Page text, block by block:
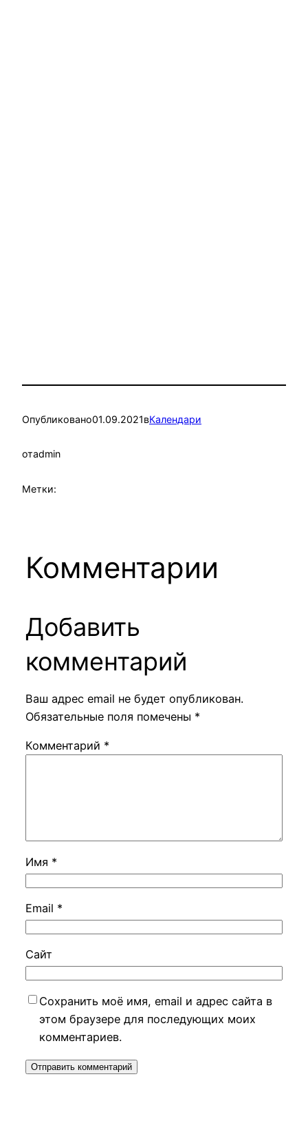
Опубликовано01.09.2021вКалендари
отadmin
Метки:
Комментарии
Добавить
комментарий
Ваш адрес email не будет опубликован.
Обязательные поля помечены *
Комментарий *
Имя *
Email *
Сайт
Сохранить моё имя, email и адрес сайта в
этом браузере для последующих моих
комментариев.